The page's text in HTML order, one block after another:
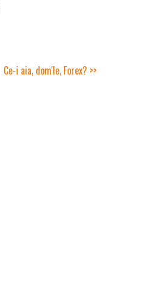
Ce-i aia, dom'le, Forex? >>